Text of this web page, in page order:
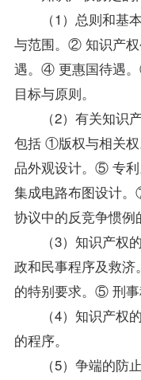
（1）总则和基本
与范围。② 知识产
遇。④ 更惠国待遇
目标与原则。
（2）有关知识产
包括 ①版权与相关
品外观设计。⑤ 专
集成电路布图设计
协议中的反竞争惯例
（3）知识产权
政和民事程序及救
的特别要求。⑤ 刑事
（4）知识产权的
的程序。
（5）争端的防止